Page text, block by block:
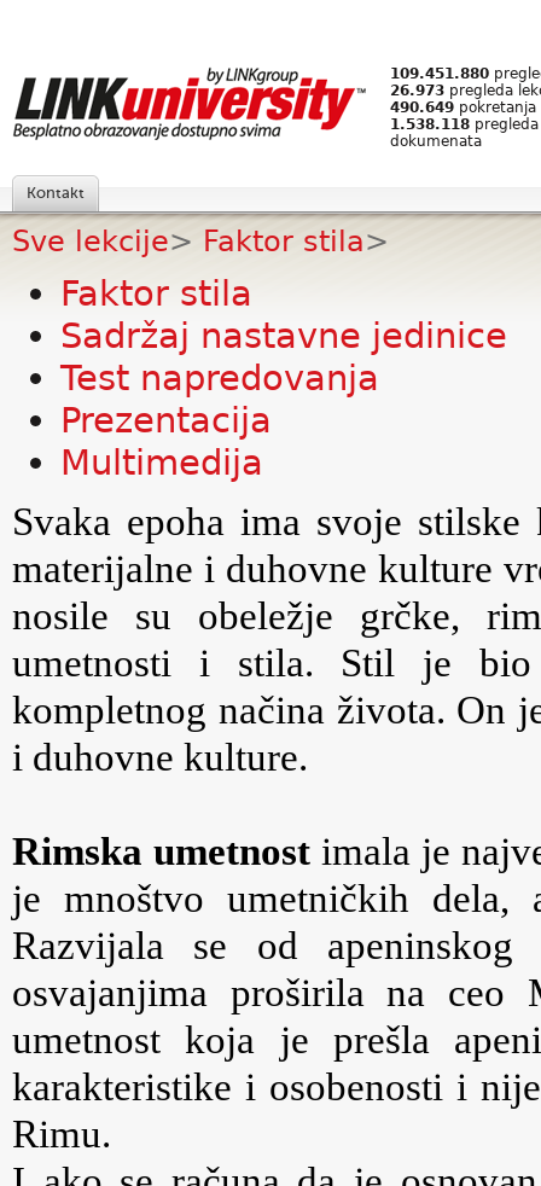
109.451.880
26.973 pregleda
490.649 pokretanja
1.538.118
dokumenata
Kontakt
Sve lekcije> Faktor stila>
Faktor stila
Sadržaj nastavne jedinice
Test napredovanja
Prezentacija
Multimedija
Svaka epoha ima svoje
materijalne i duhovne kulture
nosile su obeležje grčke,
umetnosti i stila. Stil je bio
kompletnog načina života. On
i duhovne kulture.
Rimska umetnost imala je
je mnoštvo umetničkih
Razvijala se od
osvajanjima proširila na ceo
umetnost koja je prešla
karakteristike i osobenosti i
Rimu.